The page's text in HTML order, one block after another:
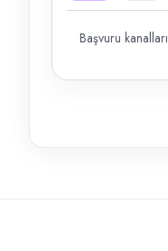
Başvuru kanalları